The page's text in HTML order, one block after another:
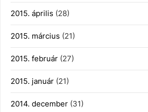
2015. április (28)
2015. március (21)
2015. február (27)
2015. január (21)
2014. december (31)